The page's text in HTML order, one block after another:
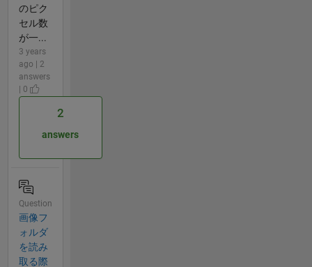
のピク
セル数
が一...
3 years
ago | 2
answers
| 0
2
answers
Question
画像フ
ォルダ
を読み
取る際